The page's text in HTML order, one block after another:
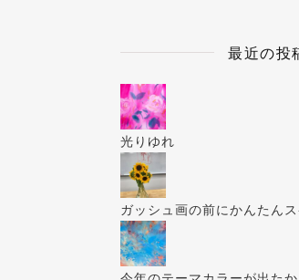
最近の投
光りゆれ
ガッシュ画の前にかんたん